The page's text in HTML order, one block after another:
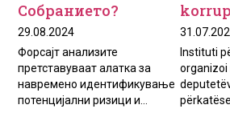
Собранието?
29.08.2024
Форсајт анализите
претставуваат алатка за
навремено идентификување
потенцијални ризици и...
Instituti
organizoi